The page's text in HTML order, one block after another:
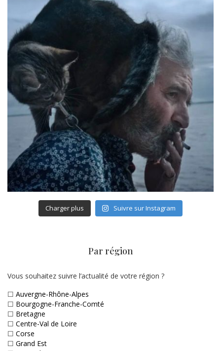
Charger plus Suivre sur Instagram
Par région
Vous souhaitez suivre l’actualité de votre région ?
☐ Auvergne-Rhône-Alpes
☐ Bourgogne-Franche-Comté
☐ Bretagne
☐ Centre-Val de Loire
☐ Corse
☐ Grand Est